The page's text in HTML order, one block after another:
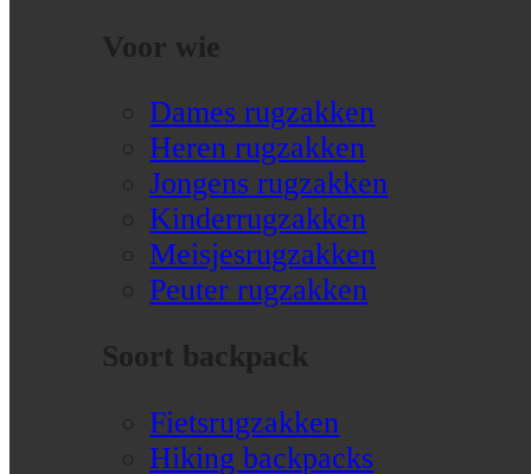
Voor wie
Dames rugzakken
Heren rugzakken
Jongens rugzakken
Kinderrugzakken
Meisjesrugzakken
Peuter rugzakken
Soort backpack
Fietsrugzakken
Hiking backpacks